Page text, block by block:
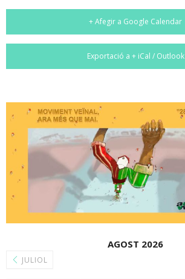
+ Afegir a Google Calendar
Exportació a + iCal / Outlook
JULIOL
AGOST 2026